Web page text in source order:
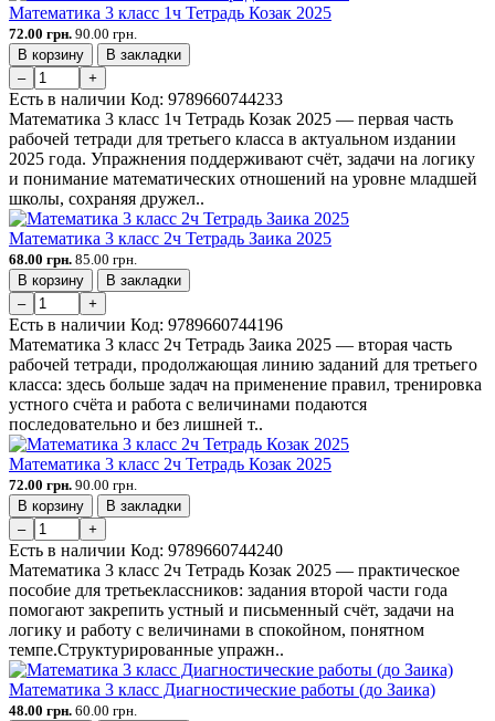
Математика 3 класс 1ч Тетрадь Козак 2025
72.00 грн. 90.00 грн.
В корзину
В закладки
–
+
Есть в наличии Код: 9789660744233
Математика 3 класс 1ч Тетрадь Козак 2025 — первая часть
рабочей тетради для третьего класса в актуальном издании
2025 года. Упражнения поддерживают счёт, задачи на логику
и понимание математических отношений на уровне младшей
школы, сохраняя дружел..
Математика 3 класс 2ч Тетрадь Заика 2025
68.00 грн. 85.00 грн.
В корзину
В закладки
–
+
Есть в наличии Код: 9789660744196
Математика 3 класс 2ч Тетрадь Заика 2025 — вторая часть
рабочей тетради, продолжающая линию заданий для третьего
класса: здесь больше задач на применение правил, тренировка
устного счёта и работа с величинами подаются
последовательно и без лишней т..
Математика 3 класс 2ч Тетрадь Козак 2025
72.00 грн. 90.00 грн.
В корзину
В закладки
–
+
Есть в наличии Код: 9789660744240
Математика 3 класс 2ч Тетрадь Козак 2025 — практическое
пособие для третьеклассников: задания второй части года
помогают закрепить устный и письменный счёт, задачи на
логику и работу с величинами в спокойном, понятном
темпе.Структурированные упражн..
Математика 3 класс Диагностические работы (до Заика)
48.00 грн. 60.00 грн.